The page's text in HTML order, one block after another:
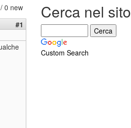
0 new
#1
Cerca nel sito
Custom Search